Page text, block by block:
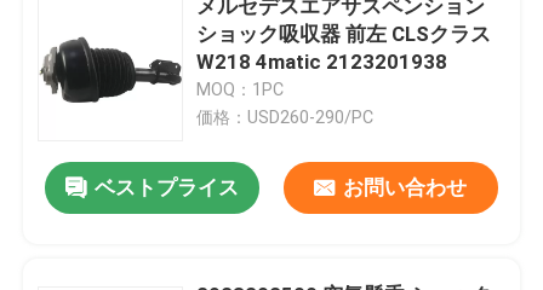
ビデオ
工場 ツアー
メルセデスエアサスペンション
ショック吸収器 前左 CLSクラス
W218 4matic 2123201938
MOQ：1PC
価格：USD260-290/PC
ベストプライス お問い合わせ